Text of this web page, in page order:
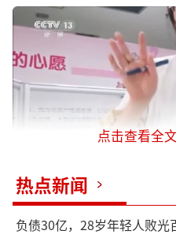
该文章发布后，
药”话题登上微博热
点击查看全
热点新闻
负债30亿，28岁年轻人败光